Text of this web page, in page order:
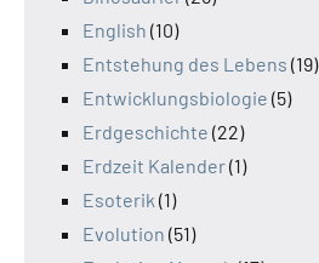
English (10)
Entstehung des Lebens (19)
Entwicklungsbiologie (5)
Erdgeschichte (22)
Erdzeit Kalender(1)
Esoterik (1)
Evolution (51)